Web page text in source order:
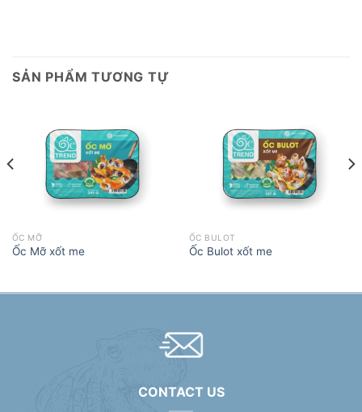
SẢN PHẨM TƯƠNG TỰ
ỐC MỠ
Ốc Mỡ xốt me
ỐC BULOT
Ốc Bulot xốt me
CONTACT US